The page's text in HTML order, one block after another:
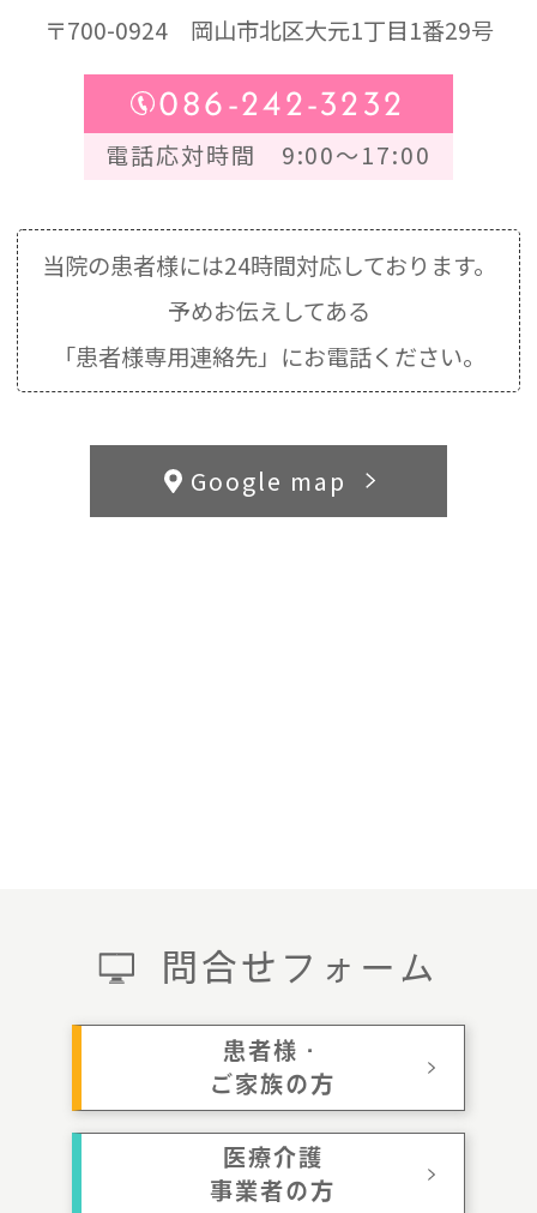
〒700-0924岡山市北区大元1丁目1番29号
086-242-3232
電話応対時間 9:00～17:00
当院の患者様には24時間対応しております。
予めお伝えしてある
「患者様専用連絡先」にお電話ください。
問合せフォーム
患者様・
ご家族の方
医療介護
事業者の方
Google map